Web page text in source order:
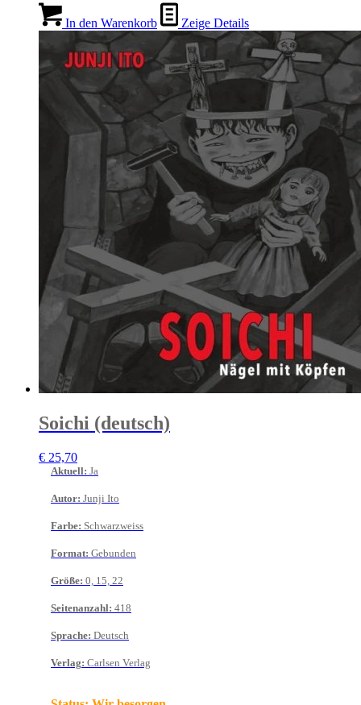
In den Warenkorb Zeige Details
Soichi (deutsch)
€ 25,70
Aktuell: Ja
Autor: Junji Ito
Farbe: Schwarzweiss
Format: Gebunden
Größe: 0, 15, 22
Seitenanzahl: 418
Sprache: Deutsch
Verlag: Carlsen Verlag